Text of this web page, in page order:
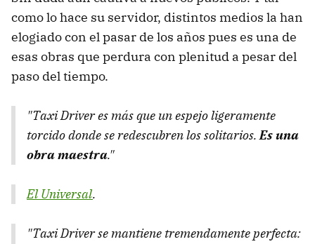
como lo hace su servidor, distintos medios la han
elogiado con el pasar de los años pues es una de
esas obras que perdura con plenitud a pesar del
paso del tiempo.
"Taxi Driver es más que un espejo ligeramente
torcido donde se redescubren los solitarios.Es una
obra maestra."
El Universal.
"Taxi Driver se mantiene tremendamente perfecta: